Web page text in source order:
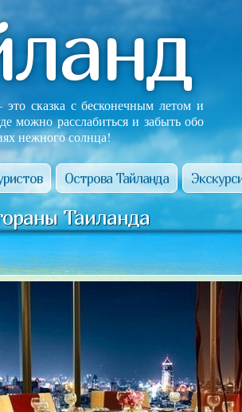
сказка с бесконечным летом и
можно расслабиться и забыть обо
нежного солнца!
Острова Тайланда
Таиланда